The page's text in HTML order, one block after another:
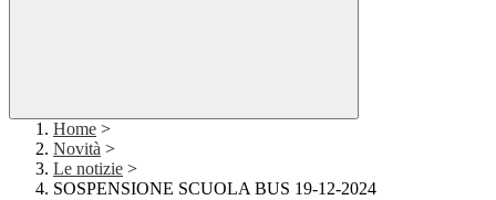
Home >
Novità >
Le notizie >
SOSPENSIONE SCUOLA BUS 19-12-2024